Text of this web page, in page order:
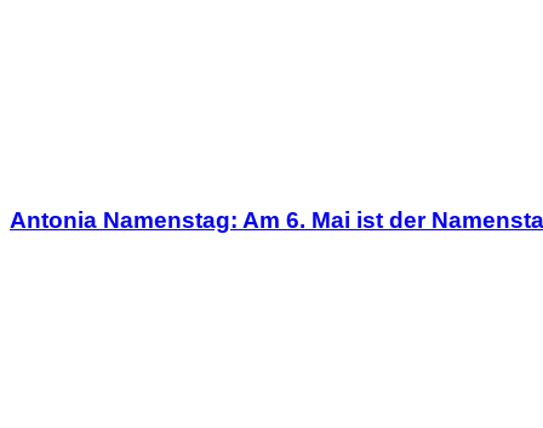
Antonia Namenstag: Am 6. Mai ist der